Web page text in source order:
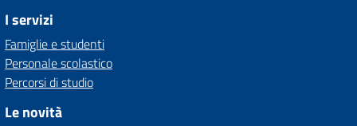
I servizi
Famiglie e studenti
Personale scolastico
Percorsi di studio
Le novità